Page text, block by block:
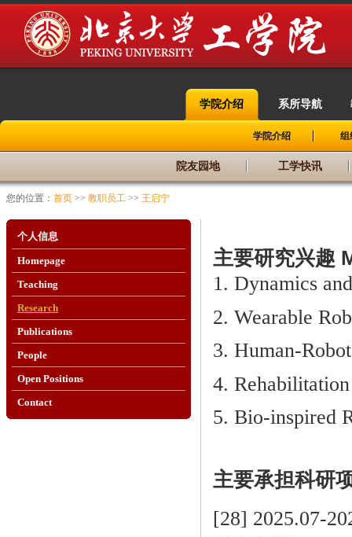
学院介绍 系所导航
学院介绍 组
院友园地 工学快讯
您的位置： 首页 >> 教职员工 >> 王启宁
个人信息
Homepage
Teaching
Research
Publications
People
Open Positions
Contact
主要研究兴趣
1. Dynamics
2. Wearable
3. Human-
4.
5. Bio-inspired
主要承担科研
[28] 2025.07-